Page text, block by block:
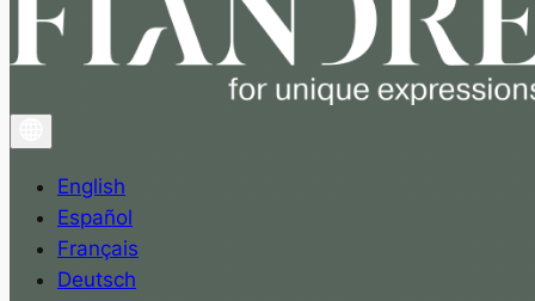
English
Español
Français
Deutsch